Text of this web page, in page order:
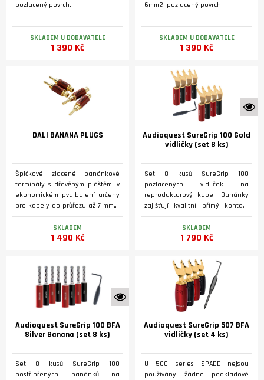
pozlacený povrch.
SKLADEM U DODAVATELE
1 390 Kč
6mm2, pozlacený povrch.
SKLADEM U DODAVATELE
1 390 Kč
DALI BANANA PLUGS
Špičkové zlacené banánkové
terminály s dřevěným pláštěm, v
ekonomickém pvc balení určeny
pro kabely do průřezu až 7 mm2,
nebo pro multižilovou kabeláž do
průměru až 15 mm2. Středový díl
se při utahování rozšiřuje a
SKLADEM
1 490 Kč
Audioquest SureGrip 100 Gold
vidličky (set 8 ks)
Set 8 kusů SureGrip 100
pozlacených vidliček na
reproduktorový kabel. Banánky
zajišťují kvalitní přímý kontakt
mezi vodičem a purpurovou mědí
a pevné uchycení kabelu.
SKLADEM
1 790 Kč
Audioquest SureGrip 100 BFA
Silver Banana (set 8 ks)
Set 8 kusů SureGrip 100
postříbřených banánků na
Audioquest SureGrip 507 BFA
vidličky (set 4 ks)
U 500 series SPADE nejsou
používány žádné podkladové